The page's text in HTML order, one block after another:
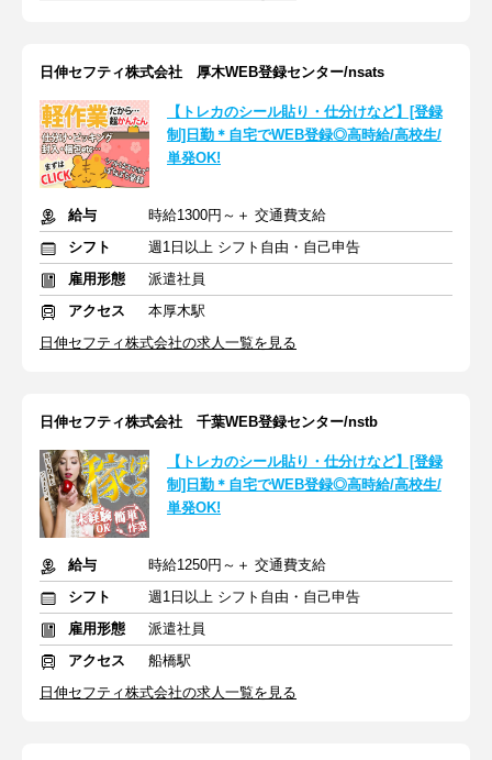
日伸セフティ株式会社 厚木WEB登録センター/nsats
【トレカのシール貼り・仕分けなど】[登録
制]日勤＊自宅でWEB登録◎高時給/高校生/
単発OK!
給与
時給1300円～＋ 交通費支給
シフト
週1日以上 シフト自由・自己申告
雇用形態
派遣社員
アクセス
本厚木駅
日伸セフティ株式会社の求人一覧を見る
日伸セフティ株式会社 千葉WEB登録センター/nstb
【トレカのシール貼り・仕分けなど】[登録
制]日勤＊自宅でWEB登録◎高時給/高校生/
単発OK!
給与
時給1250円～＋ 交通費支給
シフト
週1日以上 シフト自由・自己申告
雇用形態
派遣社員
アクセス
船橋駅
日伸セフティ株式会社の求人一覧を見る